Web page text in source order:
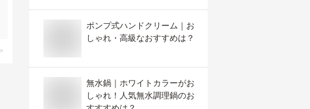
ポンプ式ハンドクリーム｜お
しゃれ・高級なおすすめは？
無水鍋｜ホワイトカラーがお
しゃれ！人気無水調理鍋のお